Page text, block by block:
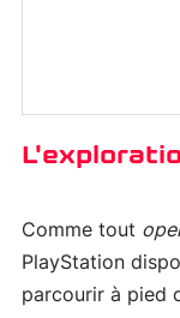
Comme tout
PlayStation
parcourir à pied